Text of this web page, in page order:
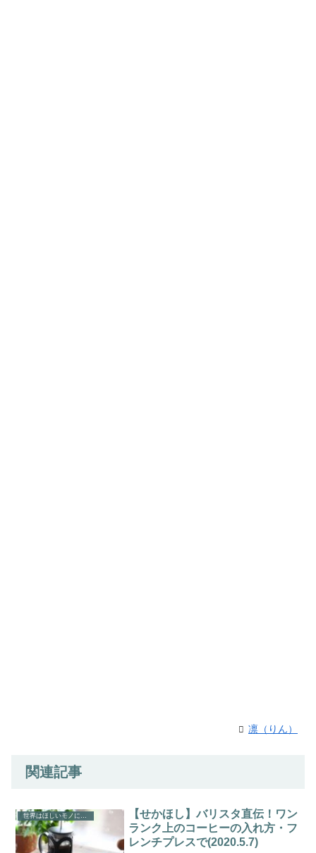
凛（りん）
関連記事
【せかほし】バリスタ直伝！ワン
ランク上のコーヒーの入れ方・フ
レンチプレスで(2020.5.7)